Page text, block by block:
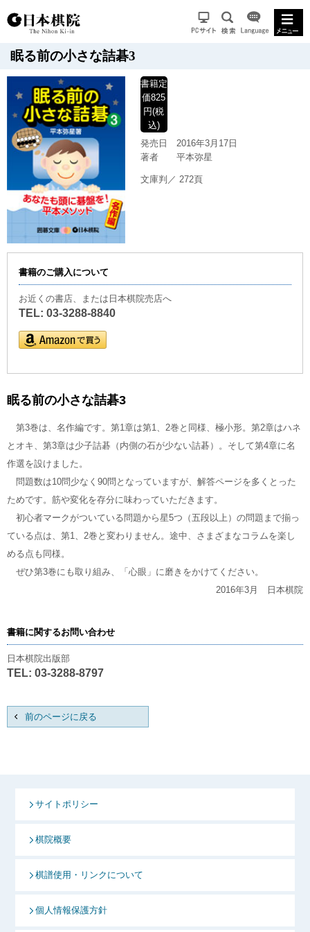
眠る前の小さな詰碁3
書籍定
価825
円(税
込)
発売日
2016年3月17日
著者
平本弥星
文庫判／ 272頁
書籍のご購入について
お近くの書店、または日本棋院売店へ
TEL: 03-3288-8840
眠る前の小さな詰碁3
第3巻は、名作編です。第1章は第1、2巻と同様、極小形。第2章はハネ
とオキ、第3章は少子詰碁（内側の石が少ない詰碁）。そして第4章に名
作選を設けました。
問題数は10問少なく90問となっていますが、解答ページを多くとった
ためです。筋や変化を存分に味わっていただきます。
初心者マークがついている問題から星5つ（五段以上）の問題まで揃っ
ている点は、第1、2巻と変わりません。途中、さまざまなコラムを楽し
める点も同様。
ぜひ第3巻にも取り組み、「心眼」に磨きをかけてください。
2016年3月 日本棋院
書籍に関するお問い合わせ
日本棋院出版部
TEL: 03-3288-8797
前のページに戻る
サイトポリシー
棋院概要
棋譜使用・リンクについて
個人情報保護方針